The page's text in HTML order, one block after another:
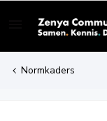
Normkaders